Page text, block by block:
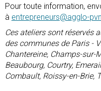
Pour toute information,
à entrepreneurs@agglo-
Ces ateliers sont réservés
des communes de Paris -
Chantereine, Champs-sur-
Beaubourg, Courtry,
Combault, Roissy-en-Brie,